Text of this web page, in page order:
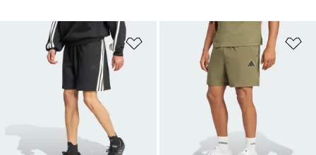
Op verlanglijst zetten